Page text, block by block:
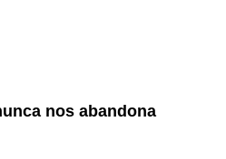
nos abandona